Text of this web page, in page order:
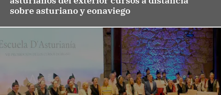
sobre asturiano y eonaviego